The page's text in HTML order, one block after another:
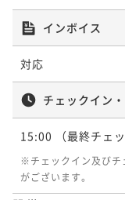
インボイス
対応
チェックイン
15:00 （最終チェ
※チェックイン及びチ
がございます。